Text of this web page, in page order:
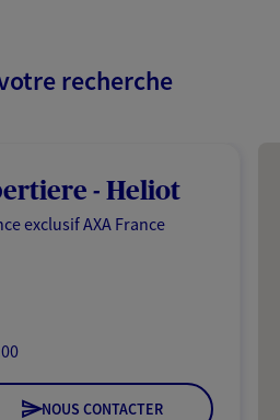
recherche
- Heliot
exclusif AXA France
NOUS CONTACTER